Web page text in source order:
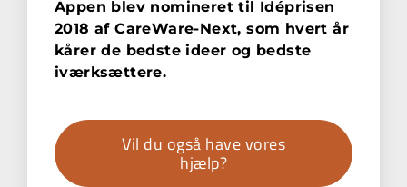
Appen blev nomineret til Idéprisen
2018 af CareWare-Next, som hvert år
kårer de bedste ideer og bedste
iværksættere.
Vil du også have vores
hjælp?